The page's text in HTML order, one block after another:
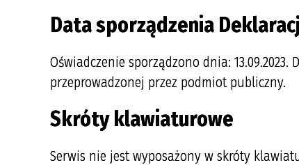
Data sporządzenia
Oświadczenie sporządzono dnia: 13.09.2023.
przeprowadzonej przez podmiot publiczny.
Skróty klawiaturowe
Serwis nie jest wyposażony w skróty